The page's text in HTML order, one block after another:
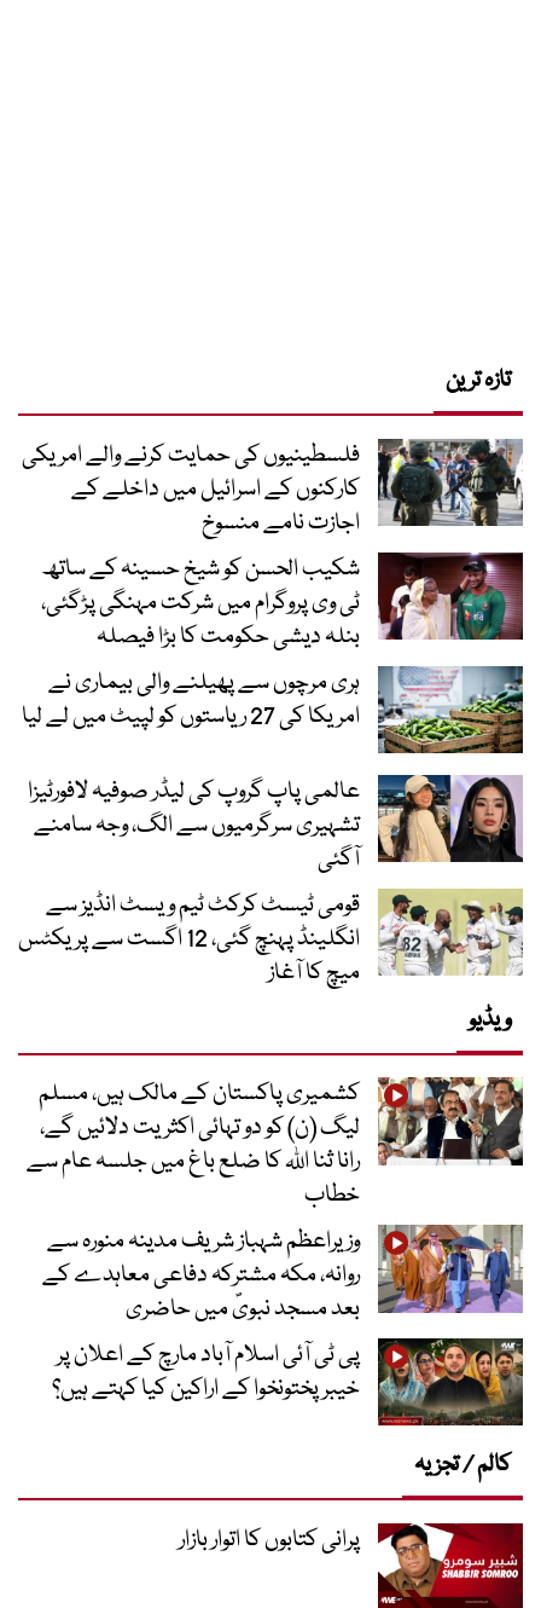
تازہ ترین
فلسطینیوں کی حمایت کرنے والے امریکی
کارکنوں کے اسرائیل میں داخلے کے
اجازت نامے منسوخ
شکیب الحسن کو شیخ حسینہ کے ساتھ
ٹی وی پروگرام میں شرکت مہنگی پڑگئی،
بنلہ دیشی حکومت کا بڑا فیصلہ
ہری مرچوں سے پھیلنے والی بیماری نے
امریکا کی 27 ریاستوں کو لپیٹ میں لے لیا
عالمی پاپ گروپ کی لیڈر صوفیہ لافورٹیزا
تشہیری سرگرمیوں سے الگ، وجہ سامنے
آگئی
قومی ٹیسٹ کرکٹ ٹیم ویسٹ انڈیز سے
انگلینڈ پہنچ گئی، 12 اگست سے پریکٹس
میچ کا آغاز
ویڈیو
کشمیری پاکستان کے مالک ہیں، مسلم
لیگ (ن) کو دو تہائی اکثریت دلائیں گے،
رانا ثنا اللہ کا ضلع باغ میں جلسہ عام سے
خطاب
وزیراعظم شہباز شریف مدینہ منورہ سے
روانہ، مکہ مشترکہ دفاعی معاہدے کے
بعد مسجد نبویؐ میں حاضری
پی ٹی آئی اسلام آباد مارچ کے اعلان پر
خیبر پختونخوا کے اراکین کیا کہتے ہیں؟
کالم / تجزیہ
پرانی کتابوں کا اتوار بازار